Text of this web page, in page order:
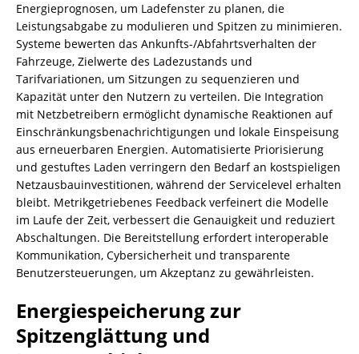
Energieprognosen, um Ladefenster zu planen, die
Leistungsabgabe zu modulieren und Spitzen zu minimieren.
Systeme bewerten das Ankunfts-/Abfahrtsverhalten der
Fahrzeuge, Zielwerte des Ladezustands und
Tarifvariationen, um Sitzungen zu sequenzieren und
Kapazität unter den Nutzern zu verteilen. Die Integration
mit Netzbetreibern ermöglicht dynamische Reaktionen auf
Einschränkungsbenachrichtigungen und lokale Einspeisung
aus erneuerbaren Energien. Automatisierte Priorisierung
und gestuftes Laden verringern den Bedarf an kostspieligen
Netzausbauinvestitionen, während der Servicelevel erhalten
bleibt. Metrikgetriebenes Feedback verfeinert die Modelle
im Laufe der Zeit, verbessert die Genauigkeit und reduziert
Abschaltungen. Die Bereitstellung erfordert interoperable
Kommunikation, Cybersicherheit und transparente
Benutzersteuerungen, um Akzeptanz zu gewährleisten.
Energiespeicherung zur
Spitzenglättung und